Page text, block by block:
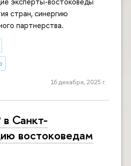
стран, синергию
партнерства.
16 декабря, 2025 г.
Санкт-
востоковедам